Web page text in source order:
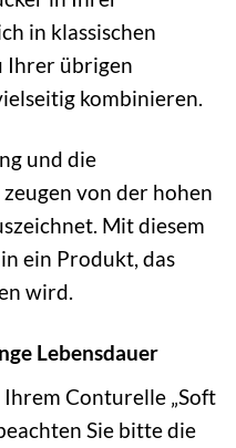
in klassischen
Ihrer übrigen
kombinieren.
und die
von der hohen
Mit diesem
ein Produkt, das
wird.
Lebensdauer
Conturelle „Soft
Sie bitte die